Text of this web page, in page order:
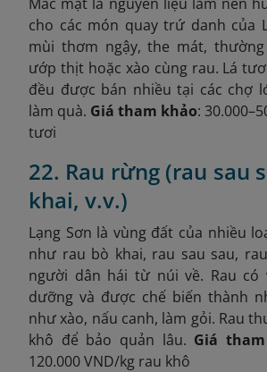
cho các món quay trứ danh của
mùi thơm ngậy, the mát,
ướp thịt hoặc xào cùng rau. Lá
đều được bán nhiều tại các chợ
làm quà. Giá tham khảo:
tươi
22. Rau rừng (rau sau
khai, v.v.)
Lạng Sơn là vùng đất của nhiều
như rau bò khai, rau sau sau,
người dân hái từ núi về. Rau có
dưỡng và được chế biến thành
như xào, nấu canh, làm gỏi. Rau
khô để bảo quản lâu. Giá
120.000 VND/kg rau khô